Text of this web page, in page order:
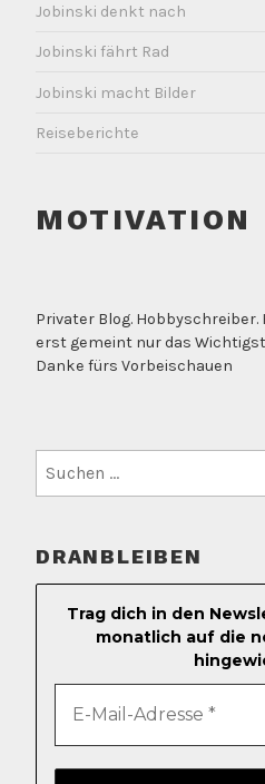
Jobinski denkt nach
Jobinski fährt Rad
Jobinski macht Bilder
Reiseberichte
MOTIVATION
Privater Blog.
erst gemeint nur das
Danke fürs Vorbeischauen
nach:
DRANBLEIBEN
Trag dich in den
monatlich auf die